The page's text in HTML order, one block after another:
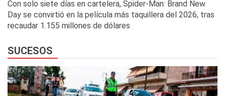
Con solo siete días en cartelera, Spider-Man: Brand New
Day se convirtió en la película más taquillera del 2026, tras
recaudar 1.155 millones de dólares
SUCESOS